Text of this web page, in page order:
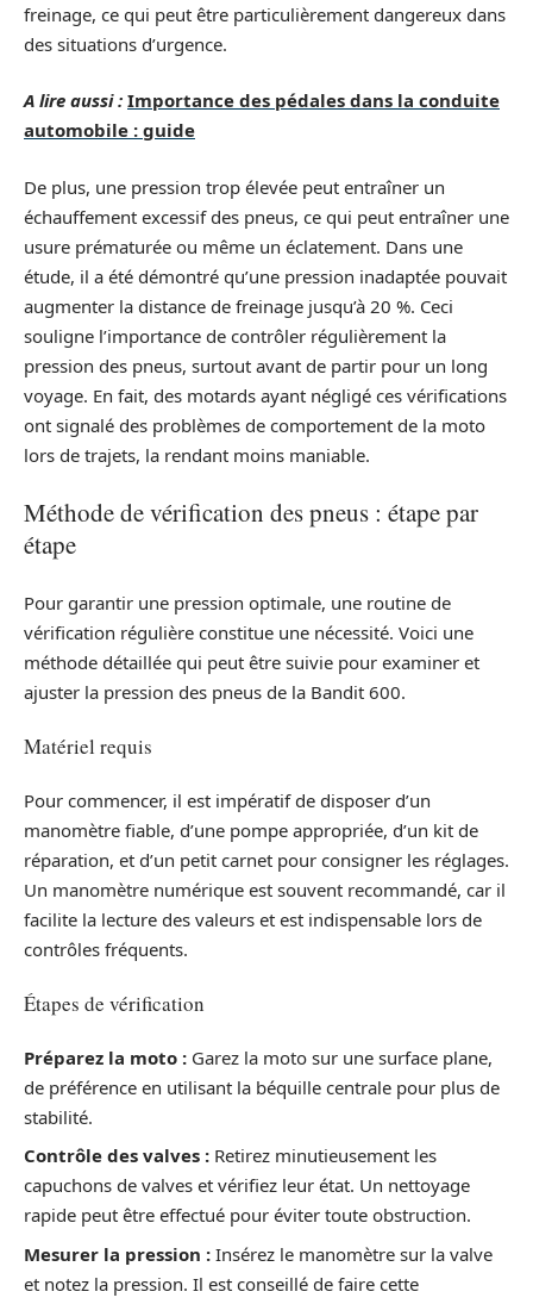
freinage, ce qui peut être particulièrement dangereux dans
des situations d’urgence.
A lire aussi : Importance des pédales dans la conduite
automobile : guide
De plus, une pression trop élevée peut entraîner un
échauffement excessif des pneus, ce qui peut entraîner une
usure prématurée ou même un éclatement. Dans une
étude, il a été démontré qu’une pression inadaptée pouvait
augmenter la distance de freinage jusqu’à 20 %. Ceci
souligne l’importance de contrôler régulièrement la
pression des pneus, surtout avant de partir pour un long
voyage. En fait, des motards ayant négligé ces vérifications
ont signalé des problèmes de comportement de la moto
lors de trajets, la rendant moins maniable.
Méthode de vérification des pneus : étape par
étape
Pour garantir une pression optimale, une routine de
vérification régulière constitue une nécessité. Voici une
méthode détaillée qui peut être suivie pour examiner et
ajuster la pression des pneus de la Bandit 600.
Matériel requis
Pour commencer, il est impératif de disposer d’un
manomètre fiable, d’une pompe appropriée, d’un kit de
réparation, et d’un petit carnet pour consigner les réglages.
Un manomètre numérique est souvent recommandé, car il
facilite la lecture des valeurs et est indispensable lors de
contrôles fréquents.
Étapes de vérification
Préparez la moto : Garez la moto sur une surface plane,
de préférence en utilisant la béquille centrale pour plus de
stabilité.
Contrôle des valves : Retirez minutieusement les
capuchons de valves et vérifiez leur état. Un nettoyage
rapide peut être effectué pour éviter toute obstruction.
Mesurer la pression : Insérez le manomètre sur la valve
et notez la pression. Il est conseillé de faire cette